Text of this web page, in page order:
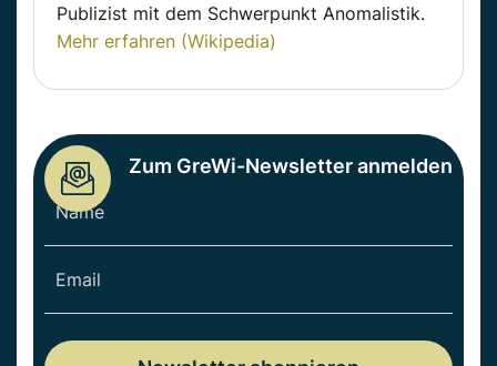
Publizist mit dem Schwerpunkt Anomalistik.
Mehr erfahren (Wikipedia)
Zum GreWi-Newsletter anmelden